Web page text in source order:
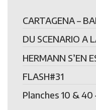
CARTAGENA –
DU SCENARIO A
HERMANN S’EN
FLASH#31
Planches 10 & 40